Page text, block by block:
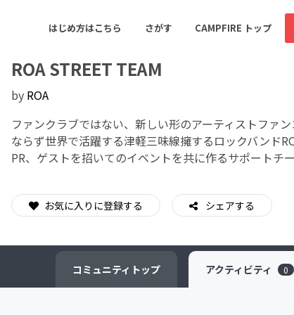
はじめ方はこちら さがす CAMPFIRE トップ
おすすめのコミュニティ 人気のコミュニティ 新
ゲーム・サービス開発 フード・飲
ビューティ
ROA STREET TEAM
by ROA
ファンクラブではない、新しい形のアーティストファ
ならず世界で活躍する津軽三味線擁するロックバンド
PR、ゲストを招いてのイベントを共に作るサポートチ
お気に入りに登録する シェアする
コミュニティ トップ アクティビティ 0